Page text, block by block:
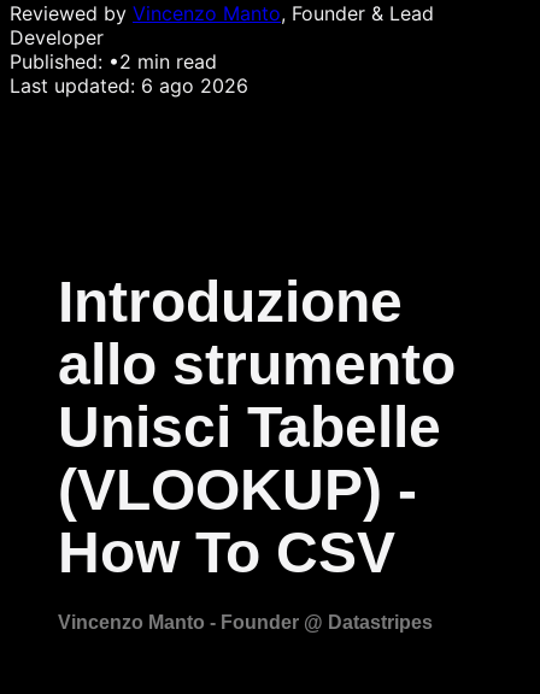
Reviewed by Vincenzo Manto, Founder & Lead
Developer
Published: •2 min read
Last updated: 6 ago 2026
Introduzione
allo strumento
Unisci Tabelle
(VLOOKUP) -
How To CSV